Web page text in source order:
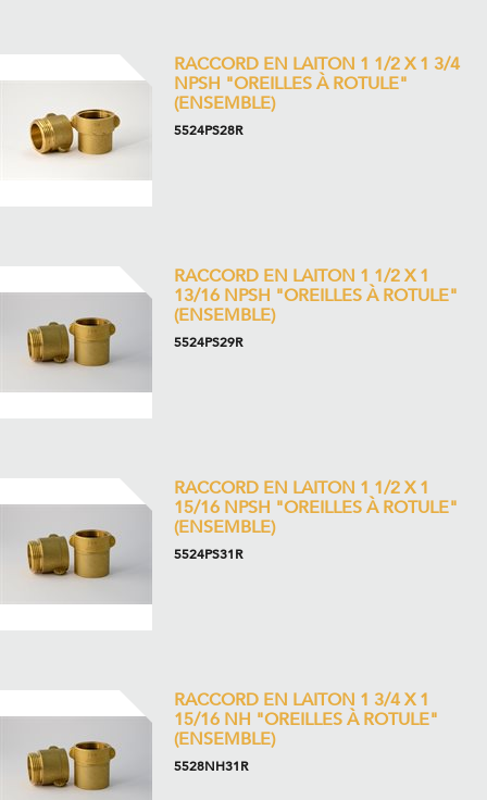
RACCORD EN LAITON 1 1/2 X 1 3/4
NPSH "OREILLES À ROTULE"
(ENSEMBLE)
5524PS28R
RACCORD EN LAITON 1 1/2 X 1
13/16 NPSH "OREILLES À ROTULE"
(ENSEMBLE)
5524PS29R
RACCORD EN LAITON 1 1/2 X 1
15/16 NPSH "OREILLES À ROTULE"
(ENSEMBLE)
5524PS31R
RACCORD EN LAITON 1 3/4 X 1
15/16 NH "OREILLES À ROTULE"
(ENSEMBLE)
5528NH31R